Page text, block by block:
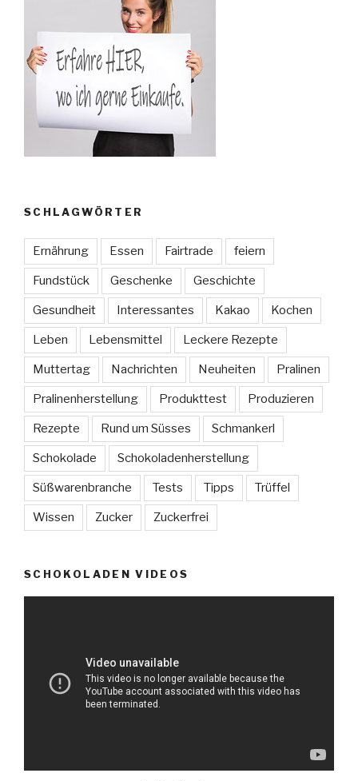
SCHLAGWÖRTER
Ernährung Essen Fairtrade feiern
Fundstück Geschenke Geschichte
Gesundheit Interessantes Kakao Kochen
Leben Lebensmittel Leckere Rezepte
Muttertag Nachrichten Neuheiten Pralinen
Pralinenherstellung Produkttest Produzieren
Rezepte Rund um Süsses Schmankerl
Schokolade Schokoladenherstellung
Süßwarenbranche Tests Tipps Trüffel
Wissen Zucker Zuckerfrei
SCHOKOLADEN VIDEOS